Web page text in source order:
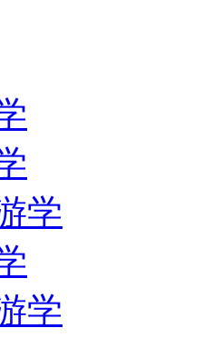
学
学